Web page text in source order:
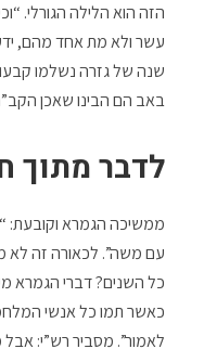
הזה הוא הלילה הגורלי.
עשר ולא מת אחד מהם,
שנה של גזרה נשלמו קבעו
באב הם הבינו שאכן
לדבר מתוך
ממשיכה הגמרא וקובעת:
עם משה”. לכאורה זה לא
כל השנים? דברי הגמרא
כאשר תמו כל אנשי
לאמור”. מסביר רש”י: